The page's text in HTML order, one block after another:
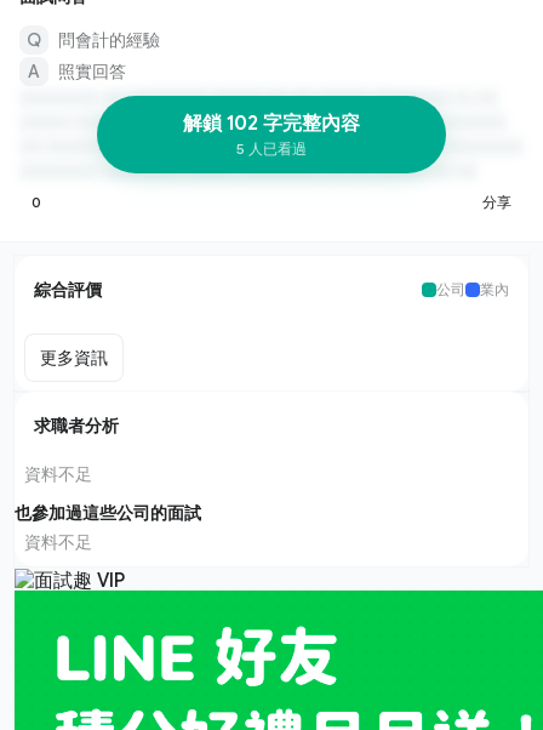
問會計的經驗
照實回答
解鎖 102 字完整內容
5 人已看過
0 分享
綜合評價 公司 業內
更多資訊
求職者分析
資料不足
也參加過這些公司的面試
資料不足